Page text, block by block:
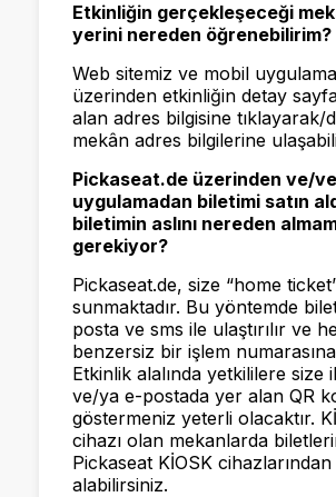
Etkinliğin gerçekleşeceği
yerini nereden öğrenebilirim?
Web sitemiz ve mobil
üzerinden etkinliğin detay
alan adres bilgisine tıklayarak/
mekân adres bilgilerine
Pickaseat.de üzerinden ve/
uygulamadan biletimi satın
biletimin aslını nereden
gerekiyor?
Pickaseat.de, size “home
sunmaktadır. Bu yöntemde
posta ve sms ile ulaştırılır ve
benzersiz bir işlem
Etkinlik alalında yetkililere size
ve/ya e-postada yer alan QR
göstermeniz yeterli olacaktır.
cihazı olan mekanlarda
Pickaseat KİOSK cihazlarından
alabilirsiniz.